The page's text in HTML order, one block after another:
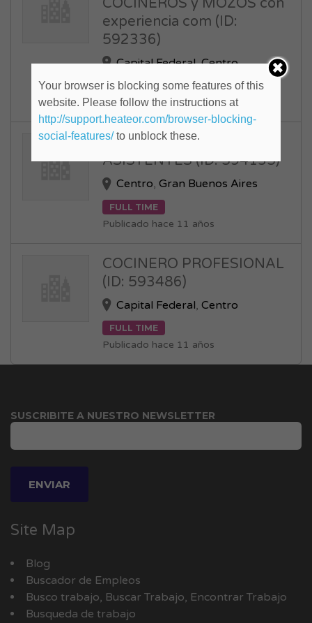
COCINEROS y MOZOS con
experiencia com (ID:
592336)
Capital Federal,Centro
FULL TIME
Publicado hace 11 años
PELUQUEROS Y
ASISTENTES (ID: 594135)
Centro,Gran Buenos Aires
FULL TIME
Publicado hace 11 años
COCINERO PROFESIONAL
(ID: 593486)
Capital Federal,Centro
FULL TIME
Publicado hace 11 años
SUSCRIBITE A NUESTRO NEWSLETTER
Site Map
Blog
Buscador de Empleos
Busco trabajo, Buscar Trabajo, Encontrar Trabajo
Busqueda de trabajo
Your browser is blocking some features of this
website. Please follow the instructions at
http://support.heateor.com/browser-blocking-
social-features/to unblock these.